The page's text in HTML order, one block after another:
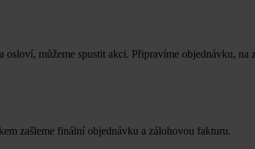
osloví, můžeme spustit akci. Připravíme objednávku,
zašleme finální objednávku a zálohovou fakturu.